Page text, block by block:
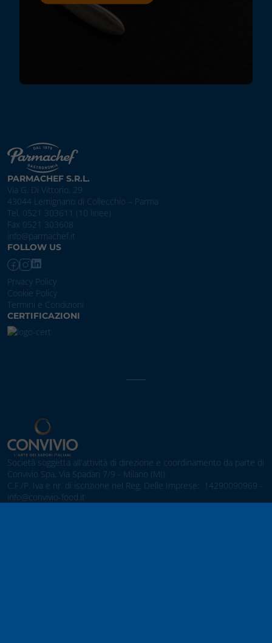
PARMACHEF S.R.L.
Via G. Di Vittorio, 29
43044 Lemignano di Collecchio – Parma
Tel. 0521 303611 (10 linee)
Fax 0521 303608
info@parmachef.it
FOLLOW US
Privacy Policy
Cookie Policy
Termini e Condizioni
CERTIFICAZIONI
Società soggetta all'attività di direzione e coordinamento da parte di
Convivio Spa, Via Spadari 7/9 - Milano (MI).
C.F./P. Iva e nr. di iscrizione nel Reg. Delle Imprese: 14290090969 -
info@convivio-food.it